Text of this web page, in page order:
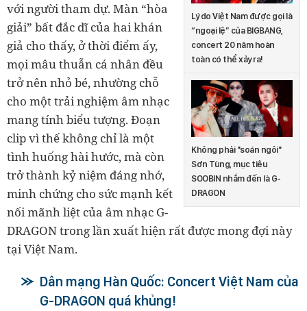
Lý do Việt Nam được gọi là
“ngoại lệ” của BIGBANG,
concert 20 năm hoàn
toàn có thể xảy ra!
Không phải "soán ngôi"
Sơn Tùng, mục tiêu
SOOBIN nhắm đến là G-
DRAGON
với người tham dự. Màn “hòa
giải” bất đắc dĩ của hai khán
giả cho thấy, ở thời điểm ấy,
mọi mâu thuẫn cá nhân đều
trở nên nhỏ bé, nhường chỗ
cho một trải nghiệm âm nhạc
mang tính biểu tượng. Đoạn
clip vì thế không chỉ là một
tình huống hài hước, mà còn
trở thành kỷ niệm đáng nhớ,
minh chứng cho sức mạnh kết
nối mãnh liệt của âm nhạc G-
DRAGON trong lần xuất hiện rất được mong đợi này
tại Việt Nam.
Dân mạng Hàn Quốc: Concert Việt Nam của
G-DRAGON quá khủng!